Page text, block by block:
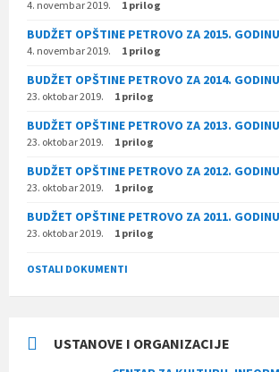
4. novembar 2019. 1 prilog
BUDŽET OPŠTINE PETROVO ZA 2015. GODINU
4. novembar 2019. 1 prilog
BUDŽET OPŠTINE PETROVO ZA 2014. GODINU
23. oktobar 2019. 1 prilog
BUDŽET OPŠTINE PETROVO ZA 2013. GODINU
23. oktobar 2019. 1 prilog
BUDŽET OPŠTINE PETROVO ZA 2012. GODINU
23. oktobar 2019. 1 prilog
BUDŽET OPŠTINE PETROVO ZA 2011. GODINU
23. oktobar 2019. 1 prilog
OSTALI DOKUMENTI
USTANOVE I ORGANIZACIJE